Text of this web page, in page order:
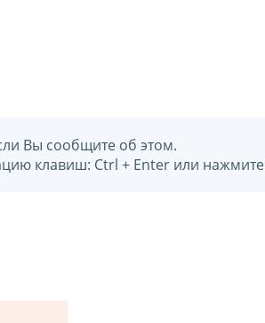
Вы сообщите об этом.
клавиш: Ctrl + Enter или нажмите